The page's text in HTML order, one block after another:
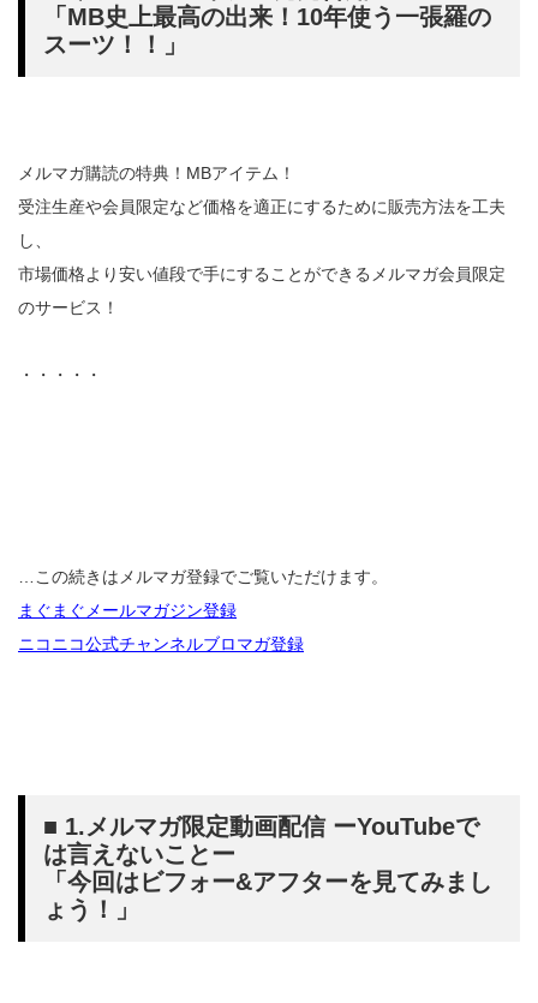
「MB史上最高の出来！10年使う一張羅の
スーツ！！」
メルマガ購読の特典！MBアイテム！
受注生産や会員限定など価格を適正にするために販売方法を工夫
し、
市場価格より安い値段で手にすることができるメルマガ会員限定
のサービス！
・・・・・
…この続きはメルマガ登録でご覧いただけます。
まぐまぐメールマガジン登録
ニコニコ公式チャンネルブロマガ登録
■ 1.メルマガ限定動画配信 ーYouTubeで
は言えないことー
「今回はビフォー&アフターを見てみまし
ょう！」